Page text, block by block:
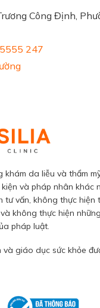
Công Định,
247
khám da liễu và thẩm
và pháp nhân khác
tư vấn, không thực hiện
không thực hiện
pháp luật.
và giáo dục sức khỏe